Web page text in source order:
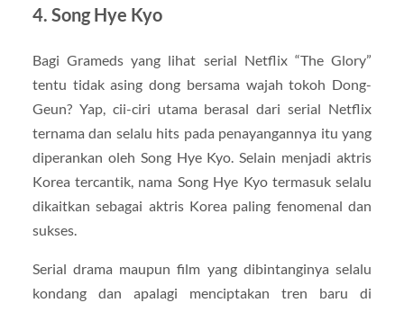
4. Song Hye Kyo
Bagi Grameds yang lihat serial Netflix “The Glory”
tentu tidak asing dong bersama wajah tokoh Dong-
Geun? Yap, cii-ciri utama berasal dari serial Netflix
ternama dan selalu hits pada penayangannya itu yang
diperankan oleh Song Hye Kyo. Selain menjadi aktris
Korea tercantik, nama Song Hye Kyo termasuk selalu
dikaitkan sebagai aktris Korea paling fenomenal dan
sukses.
Serial drama maupun film yang dibintanginya selalu
kondang dan apalagi menciptakan tren baru di